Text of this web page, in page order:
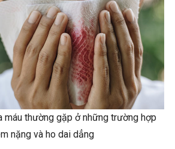
máu thường gặp ở những trường hợp
nặng và ho dai dẳng